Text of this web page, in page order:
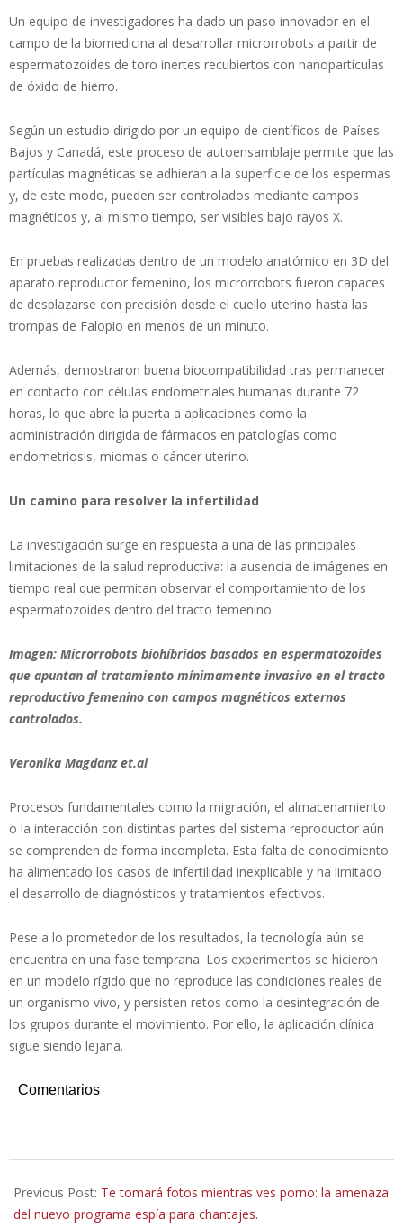
Un equipo de investigadores ha dado un paso innovador en el
campo de la biomedicina al desarrollar microrrobots a partir de
espermatozoides de toro inertes recubiertos con nanopartículas
de óxido de hierro.
Según un estudio dirigido por un equipo de científicos de Países
Bajos y Canadá, este proceso de autoensamblaje permite que las
partículas magnéticas se adhieran a la superficie de los espermas
y, de este modo, pueden ser controlados mediante campos
magnéticos y, al mismo tiempo, ser visibles bajo rayos X.
En pruebas realizadas dentro de un modelo anatómico en 3D del
aparato reproductor femenino, los microrrobots fueron capaces
de desplazarse con precisión desde el cuello uterino hasta las
trompas de Falopio en menos de un minuto.
Además, demostraron buena biocompatibilidad tras permanecer
en contacto con células endometriales humanas durante 72
horas, lo que abre la puerta a aplicaciones como la
administración dirigida de fármacos en patologías como
endometriosis, miomas o cáncer uterino.
Un camino para resolver la infertilidad
La investigación surge en respuesta a una de las principales
limitaciones de la salud reproductiva: la ausencia de imágenes en
tiempo real que permitan observar el comportamiento de los
espermatozoides dentro del tracto femenino.
Imagen: Microrrobots biohíbridos basados ​​en espermatozoides
que apuntan al tratamiento mínimamente invasivo en el tracto
reproductivo femenino con campos magnéticos externos
controlados.
Veronika Magdanz et.al
Procesos fundamentales como la migración, el almacenamiento
o la interacción con distintas partes del sistema reproductor aún
se comprenden de forma incompleta. Esta falta de conocimiento
ha alimentado los casos de infertilidad inexplicable y ha limitado
el desarrollo de diagnósticos y tratamientos efectivos.
Pese a lo prometedor de los resultados, la tecnología aún se
encuentra en una fase temprana. Los experimentos se hicieron
en un modelo rígido que no reproduce las condiciones reales de
un organismo vivo, y persisten retos como la desintegración de
los grupos durante el movimiento. Por ello, la aplicación clínica
sigue siendo lejana.
Comentarios
09-
06
Previous Post: Te tomará fotos mientras ves porno: la amenaza
del nuevo programa espía para chantajes.